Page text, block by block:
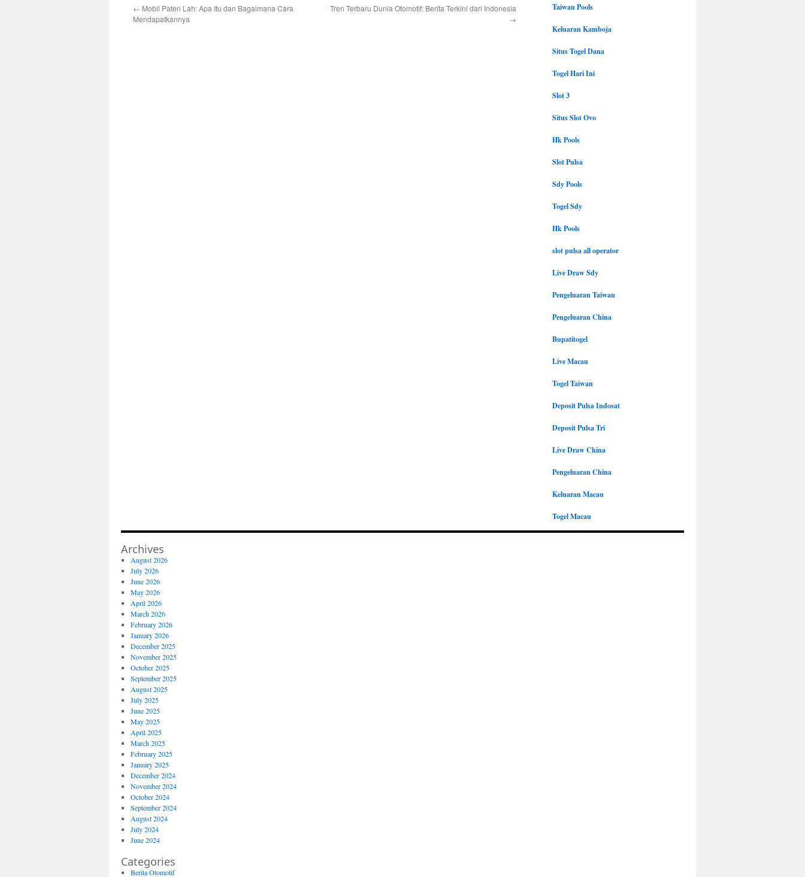
← Mobil Paten Lah: Apa Itu dan Bagaimana Cara
Mendapatkannya
Tren Terbaru Dunia Otomotif: Berita Terkini dari Indonesia
→
Taiwan Pools
Keluaran Kamboja
Situs Togel Dana
Togel Hari Ini
Slot 3
Situs Slot Ovo
Hk Pools
Slot Pulsa
Sdy Pools
Togel Sdy
Hk Pools
slot pulsa all operator
Live Draw Sdy
Pengeluaran Taiwan
Pengeluaran China
Bupatitogel
Live Macau
Togel Taiwan
Deposit Pulsa Indosat
Deposit Pulsa Tri
Live Draw China
Pengeluaran China
Keluaran Macau
Togel Macau
Archives
August 2026
July 2026
June 2026
May 2026
April 2026
March 2026
February 2026
January 2026
December 2025
November 2025
October 2025
September 2025
August 2025
July 2025
June 2025
May 2025
April 2025
March 2025
February 2025
January 2025
December 2024
November 2024
October 2024
September 2024
August 2024
July 2024
June 2024
Categories
Berita Otomotif